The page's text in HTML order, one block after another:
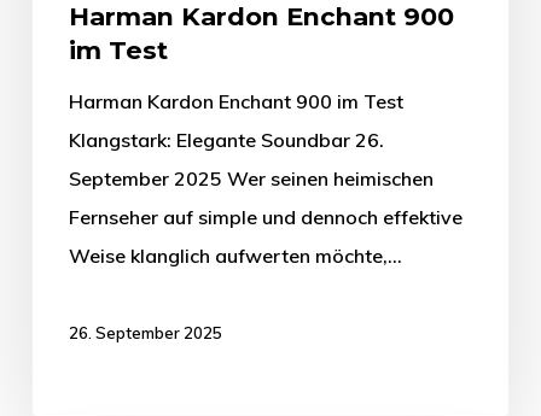
Harman Kardon Enchant 900
im Test
Harman Kardon Enchant 900 im Test
Klangstark: Elegante Soundbar 26.
September 2025 Wer seinen heimischen
Fernseher auf simple und dennoch effektive
Weise klanglich aufwerten möchte,…
26. September 2025